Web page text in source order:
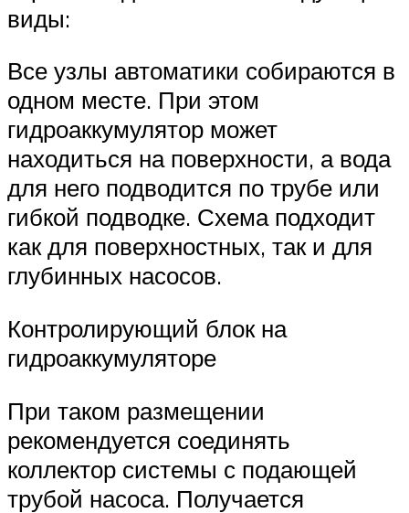
виды:
Все узлы автоматики собираются в
одном месте. При этом
гидроаккумулятор может
находиться на поверхности, а вода
для него подводится по трубе или
гибкой подводке. Схема подходит
как для поверхностных, так и для
глубинных насосов.
Контролирующий блок на
гидроаккумуляторе
При таком размещении
рекомендуется соединять
коллектор системы с подающей
трубой насоса. Получается